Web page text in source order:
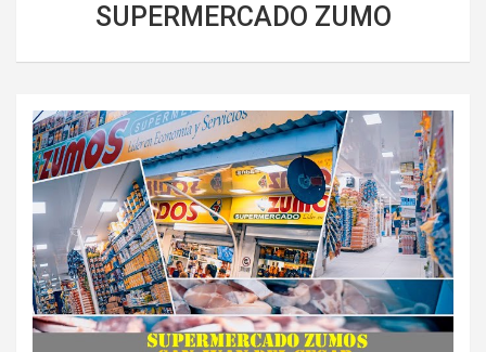
SUPERMERCADO ZUMO